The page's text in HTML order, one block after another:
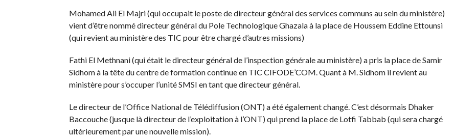
Mohamed Ali El Majri (qui occupait le poste de directeur général des services communs au sein du ministère)
vient d’être nommé directeur général du Pole Technologique Ghazala à la place de Houssem Eddine Ettounsi
(qui revient au ministère des TIC pour être chargé d’autres missions)
Fathi El Methnani (qui était le directeur général de l’inspection générale au ministère) a pris la place de Samir
Sidhom à la tête du centre de formation continue en TIC CIFODE’COM. Quant à M. Sidhom il revient au
ministère pour s’occuper l’unité SMSI en tant que directeur général.
Le directeur de l’Office National de Télédiffusion (ONT) a été également changé. C’est désormais Dhaker
Baccouche (jusque là directeur de l’exploitation à l’ONT) qui prend la place de Lotfi Tabbab (qui sera chargé
ultérieurement par une nouvelle mission).